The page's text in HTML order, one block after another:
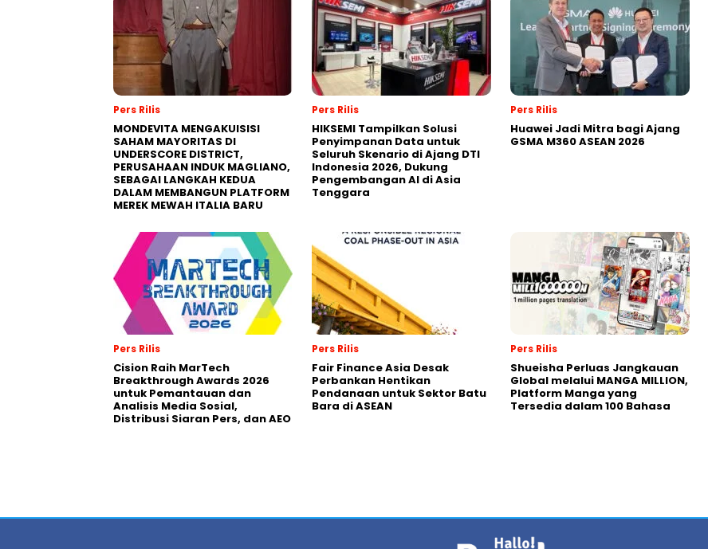
Pers Rilis
MONDEVITA MENGAKUISISI
SAHAM MAYORITAS DI
UNDERSCORE DISTRICT,
PERUSAHAAN INDUK MAGLIANO,
SEBAGAI LANGKAH KEDUA
DALAM MEMBANGUN PLATFORM
MEREK MEWAH ITALIA BARU
Pers Rilis
HIKSEMI Tampilkan Solusi
Penyimpanan Data untuk
Seluruh Skenario di Ajang DTI
Indonesia 2026, Dukung
Pengembangan AI di Asia
Tenggara
Pers Rilis
Huawei Jadi Mitra bagi Ajang
GSMA M360 ASEAN 2026
Pers Rilis
Cision Raih MarTech
Breakthrough Awards 2026
untuk Pemantauan dan
Analisis Media Sosial,
Distribusi Siaran Pers, dan AEO
Pers Rilis
Fair Finance Asia Desak
Perbankan Hentikan
Pendanaan untuk Sektor Batu
Bara di ASEAN
Pers Rilis
Shueisha Perluas Jangkauan
Global melalui MANGA MILLION,
Platform Manga yang
Tersedia dalam 100 Bahasa